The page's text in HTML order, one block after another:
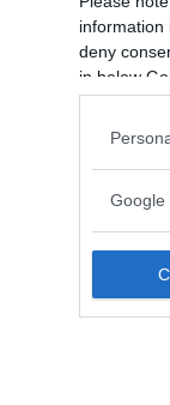
information
deny
in below
Google